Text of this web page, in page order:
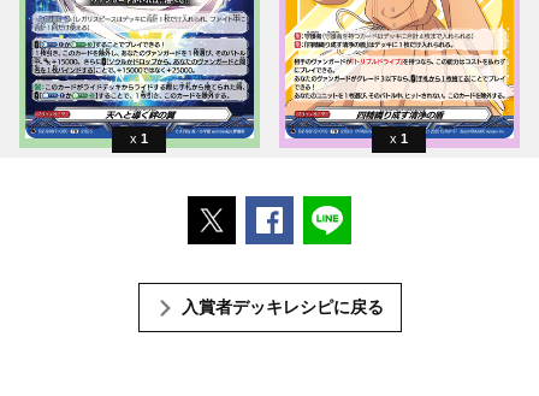
1 1
ポストするFacebookでシェアする
入賞者デッキレシピに戻る